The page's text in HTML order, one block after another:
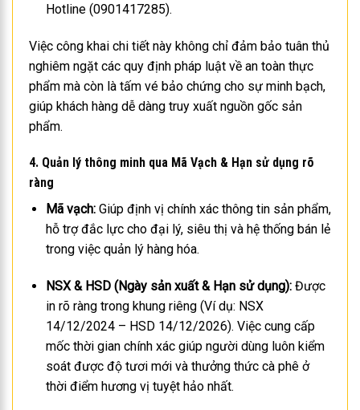
Hotline (0901417285).
Việc công khai chi tiết này không chỉ đảm bảo tuân thủ
nghiêm ngặt các quy định pháp luật về an toàn thực
phẩm mà còn là tấm vé bảo chứng cho sự minh bạch,
giúp khách hàng dễ dàng truy xuất nguồn gốc sản
phẩm.
4. Quản lý thông minh qua Mã Vạch & Hạn sử dụng rõ
ràng
Mã vạch:Giúp định vị chính xác thông tin sản phẩm,
hỗ trợ đắc lực cho đại lý, siêu thị và hệ thống bán lẻ
trong việc quản lý hàng hóa.
NSX & HSD (Ngày sản xuất & Hạn sử dụng):Được
in rõ ràng trong khung riêng (Ví dụ: NSX
14/12/2024 – HSD 14/12/2026). Việc cung cấp
mốc thời gian chính xác giúp người dùng luôn kiểm
soát được độ tươi mới và thưởng thức cà phê ở
thời điểm hương vị tuyệt hảo nhất.